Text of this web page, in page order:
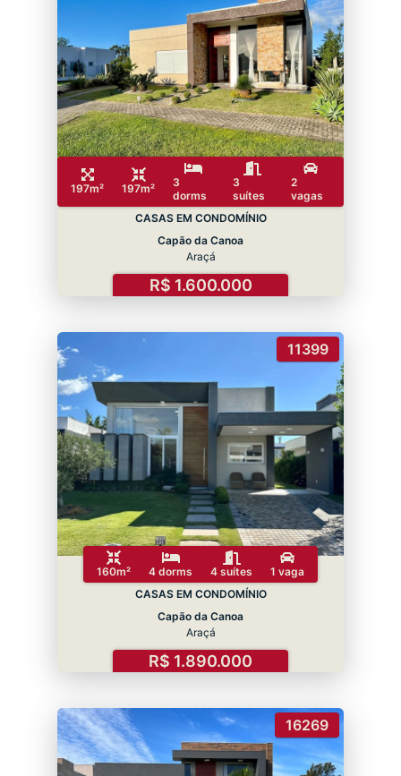
197m² 197m²
3
dorms
3
suítes
2
vagas
CASAS EM CONDOMÍNIO
Capão da Canoa
Araçá
R$ 1.600.000
11399
160m² 4 dorms 4 suítes
1 vaga
CASAS EM CONDOMÍNIO
Capão da Canoa
Araçá
R$ 1.890.000
16269